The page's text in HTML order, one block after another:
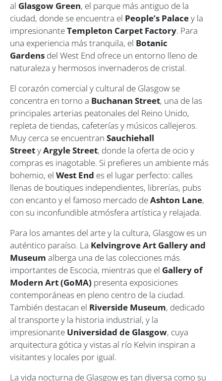
al Glasgow Green, el parque más antiguo de la
ciudad, donde se encuentra el People’s Palacey la
impresionanteTempleton Carpet Factory. Para
una experiencia más tranquila, el Botanic
Gardens del West End ofrece un entorno lleno de
naturaleza y hermosos invernaderos de cristal.
El corazón comercial y cultural de Glasgow se
concentra en torno a Buchanan Street, una de las
principales arterias peatonales del Reino Unido,
repleta de tiendas, cafeterías y músicos callejeros.
Muy cerca se encuentran Sauchiehall
StreetyArgyle Street, donde la oferta de ocio y
compras es inagotable. Si prefieres un ambiente más
bohemio, el West End es el lugar perfecto: calles
llenas de boutiques independientes, librerías, pubs
con encanto y el famoso mercado deAshton Lane,
con su inconfundible atmósfera artística y relajada.
Para los amantes del arte y la cultura, Glasgow es un
auténtico paraíso. La Kelvingrove Art Gallery and
Museum alberga una de las colecciones más
importantes de Escocia, mientras que el Gallery of
Modern Art (GoMA) presenta exposiciones
contemporáneas en pleno centro de la ciudad.
También destacan el Riverside Museum, dedicado
al transporte y la historia industrial, y la
impresionante Universidad de Glasgow, cuya
arquitectura gótica y vistas al río Kelvin inspiran a
visitantes y locales por igual.
La vida nocturna de Glasgow es tan diversa como su